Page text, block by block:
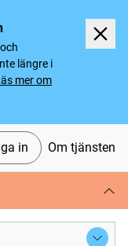
längre i
mer om
in Om tjänsten